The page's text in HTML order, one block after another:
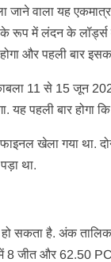
वाला यह
रूप में लंदन के लॉर्ड्स
और पहली बार
11 से 15 जून
यह पहली बार होगा
खेला गया था.
था.
सकता है. अंक
जीत और 62.50